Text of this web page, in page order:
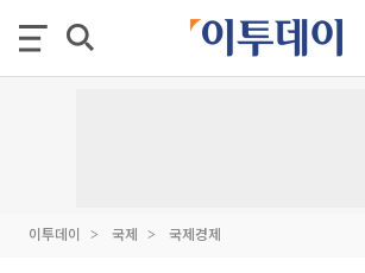
이투데이 국제 국제경제